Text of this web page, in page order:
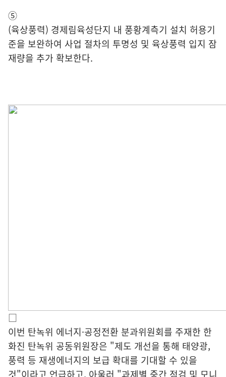
⑤
(육상풍력) 경제림육성단지 내 풍황계측기 설치 허용기
준을 보완하여 사업 절차의 투명성 및 육상풍력 입지 잠
재량을 추가 확보한다.
□
이번 탄녹위 에너지·공정전환 분과위원회를 주재한 한
화진 탄녹위 공동위원장은 "제도 개선을 통해 태양광,
풍력 등 재생에너지의 보급 확대를 기대할 수 있을